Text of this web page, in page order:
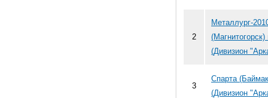
2
Металлург-
(Дивизион
3
Спарта
(Дивизион